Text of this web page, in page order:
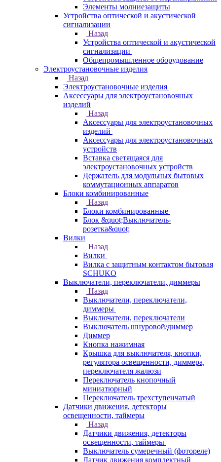
Элементы молниезащиты
Устройства оптической и акустической
сигнализации
Назад
Устройства оптической и акустической
сигнализации
Общепромышленное оборудование
Электроустановочные изделия
Назад
Электроустановочные изделия
Аксессуары для электроустановочных
изделий
Назад
Аксессуары для электроустановочных
изделий
Аксессуары для электроустановочных
устройств
Вставка светящаяся для
электроустановочных устройств
Держатель для модульных бытовых
коммутационных аппаратов
Блоки комбинированные
Назад
Блоки комбинированные
Блок &quot;Выключатель-
розетка&quot;
Вилки
Назад
Вилки
Вилка с защитным контактом бытовая
SCHUKO
Выключатели, переключатели, диммеры
Назад
Выключатели, переключатели,
диммеры
Выключатели, переключатели
Выключатель шнуровой/диммер
Диммер
Кнопка нажимная
Крышка для выключателя, кнопки,
регулятора освещенности, диммера,
переключателя жалюзи
Переключатель кнопочный
миниатюрный
Переключатель трехступенчатый
Датчики движения, детекторы
освещенности, таймеры
Назад
Датчики движения, детекторы
освещенности, таймеры
Выключатель сумеречный (фотореле)
Датчик движения комплектный